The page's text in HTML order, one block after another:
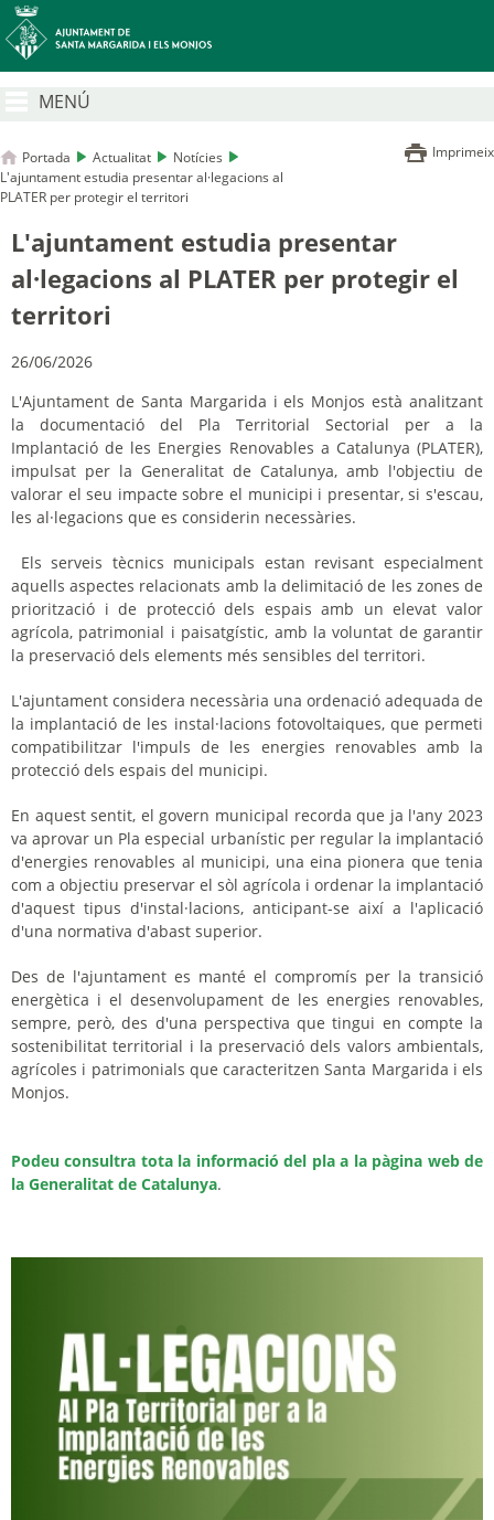
MENÚ
Portada Actualitat
Notícies
L'ajuntament estudia presentar al·legacions al
PLATER per protegir el territori
Imprimeix
L'ajuntament estudia presentar
al·legacions al PLATER per protegir el
territori
26/06/2026
L'Ajuntament de Santa Margarida i els Monjos està analitzant
la documentació del Pla Territorial Sectorial per a la
Implantació de les Energies Renovables a Catalunya (PLATER),
impulsat per la Generalitat de Catalunya, amb l'objectiu de
valorar el seu impacte sobre el municipi i presentar, si s'escau,
les al·legacions que es considerin necessàries.
Els serveis tècnics municipals estan revisant especialment
aquells aspectes relacionats amb la delimitació de les zones de
priorització i de protecció dels espais amb un elevat valor
agrícola, patrimonial i paisatgístic, amb la voluntat de garantir
la preservació dels elements més sensibles del territori.
L'ajuntament considera necessària una ordenació adequada de
la implantació de les instal·lacions fotovoltaiques, que permeti
compatibilitzar l'impuls de les energies renovables amb la
protecció dels espais del municipi.
En aquest sentit, el govern municipal recorda que ja l'any 2023
va aprovar un Pla especial urbanístic per regular la implantació
d'energies renovables al municipi, una eina pionera que tenia
com a objectiu preservar el sòl agrícola i ordenar la implantació
d'aquest tipus d'instal·lacions, anticipant-se així a l'aplicació
d'una normativa d'abast superior.
Des de l'ajuntament es manté el compromís per la transició
energètica i el desenvolupament de les energies renovables,
sempre, però, des d'una perspectiva que tingui en compte la
sostenibilitat territorial i la preservació dels valors ambientals,
agrícoles i patrimonials que caracteritzen Santa Margarida i els
Monjos.
Podeu consultra tota la informació del pla a la pàgina web de
la Generalitat de Catalunya.